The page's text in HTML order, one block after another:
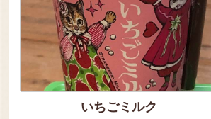
いちごミルク